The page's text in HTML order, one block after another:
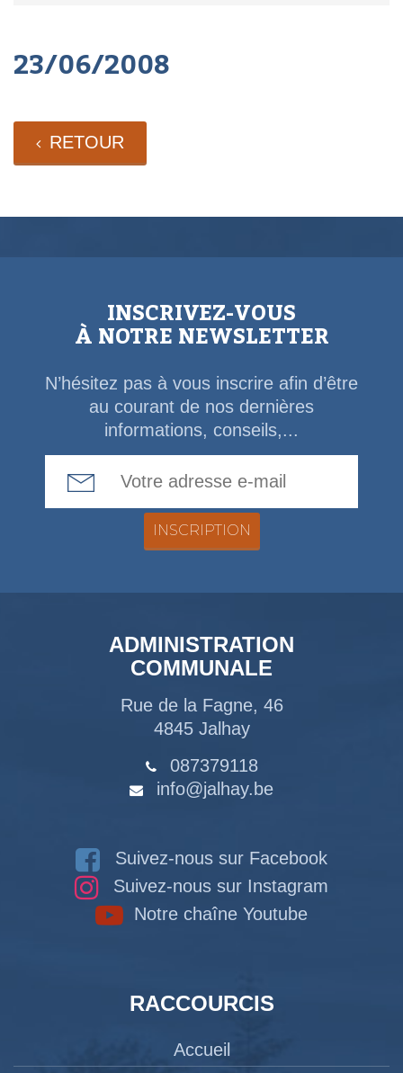
23/06/2008
RETOUR
INSCRIVEZ-VOUS
À NOTRE NEWSLETTER
N’hésitez pas à vous inscrire afin d’être
au courant de nos dernières
informations, conseils,...
ADMINISTRATION
COMMUNALE
Rue de la Fagne, 46
4845 Jalhay
087379118
info@jalhay.be
Suivez-nous sur Facebook
Suivez-nous sur Instagram
Notre chaîne Youtube
RACCOURCIS
Accueil